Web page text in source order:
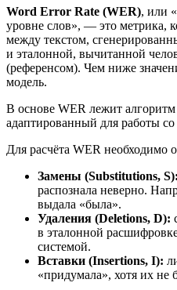
Word Error Rate (WER), или
уровне слов», — это метрика,
между текстом,
и эталонной, вычитанной
(референсом). Чем ниже
модель.
В основе WER лежит
адаптированный для работы
Для расчёта WER необходимо
Замены (Substitutions, S):
распознала неверно.
выдала «была».
Удаления (Deletions, D):
в эталонной
системой.
Вставки (Insertions, I):
«придумала», хотя их не